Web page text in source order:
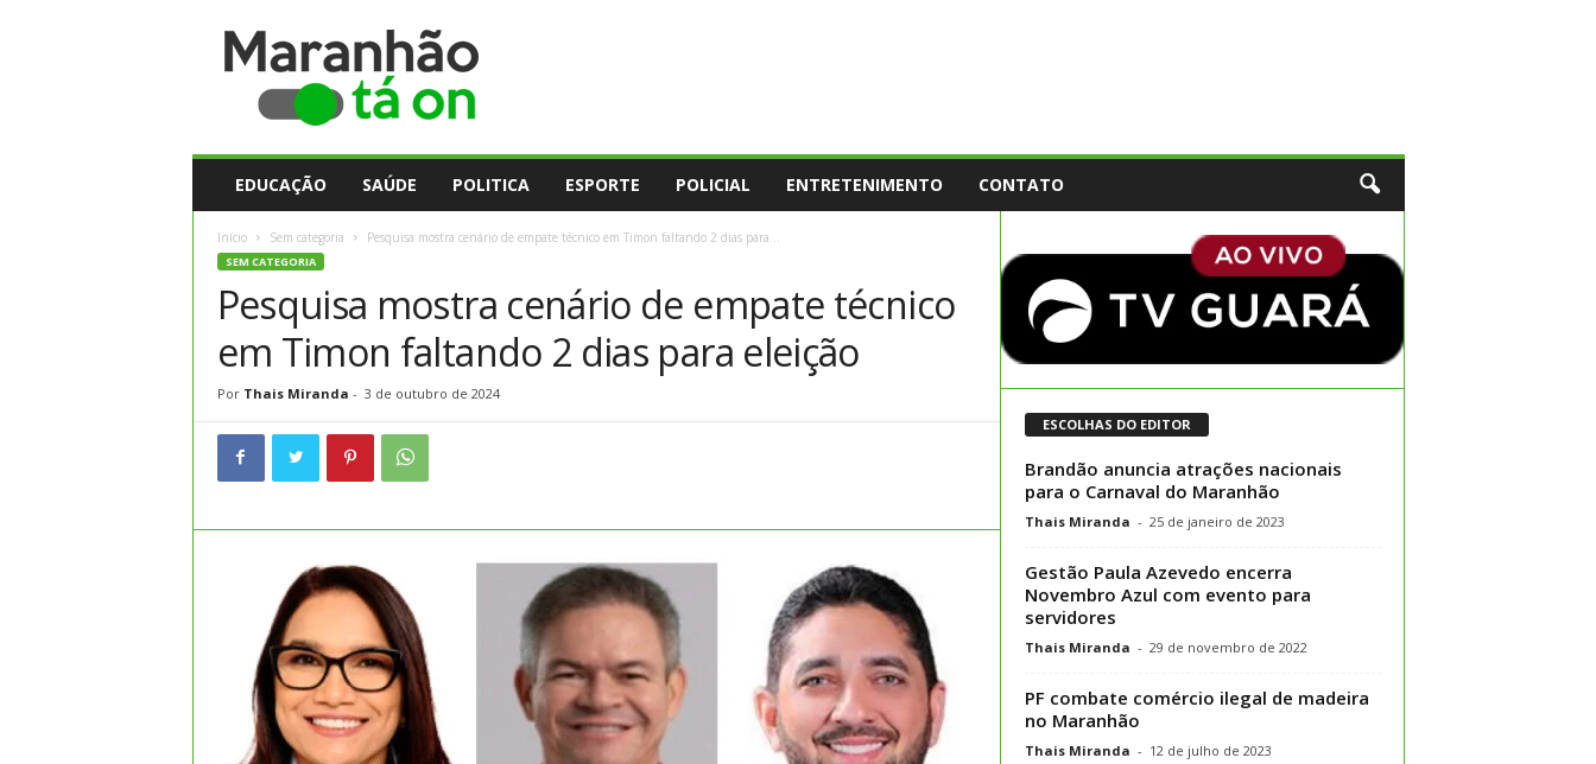
EDUCAÇÃO SAÚDE POLITICA ESPORTE POLICIAL ENTRETENIMENTO CONTATO
Início Sem categoria Pesquisa mostra cenário de empate técnico em Timon faltando 2 dias para...
SEM CATEGORIA
Pesquisa mostra cenário de empate técnico
em Timon faltando 2 dias para eleição
Por Thais Miranda - 3 de outubro de 2024
ESCOLHAS DO EDITOR
Brandão anuncia atrações nacionais
para o Carnaval do Maranhão
Thais Miranda - 25 de janeiro de 2023
Gestão Paula Azevedo encerra
Novembro Azul com evento para
servidores
Thais Miranda - 29 de novembro de 2022
PF combate comércio ilegal de madeira
no Maranhão
Thais Miranda - 12 de julho de 2023